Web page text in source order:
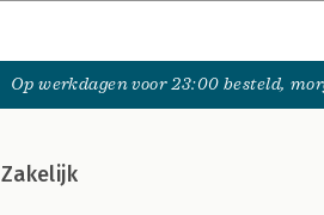
Op werkdagen voor 23:00 besteld,
Zakelijk